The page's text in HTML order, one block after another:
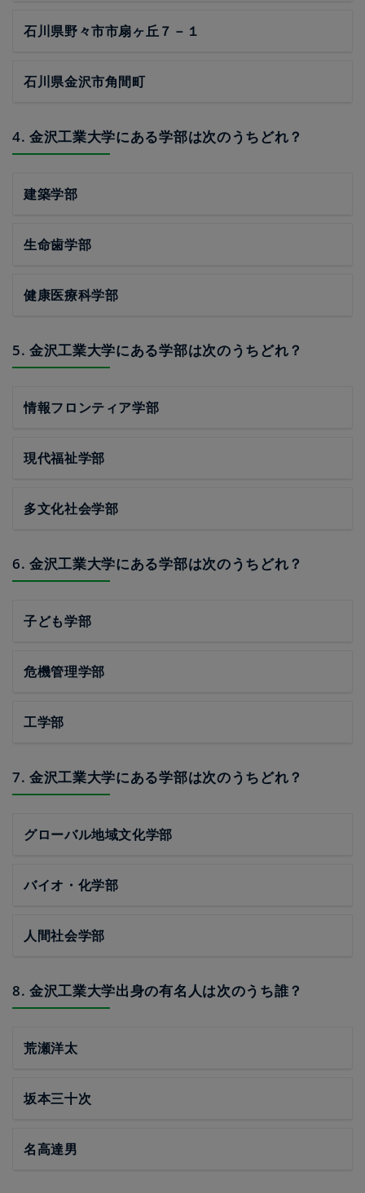
石川県野々市市扇ヶ丘７－１
石川県金沢市角間町
4. 金沢工業大学にある学部は次のうちどれ？
建築学部
生命歯学部
健康医療科学部
5. 金沢工業大学にある学部は次のうちどれ？
情報フロンティア学部
現代福祉学部
多文化社会学部
6. 金沢工業大学にある学部は次のうちどれ？
子ども学部
危機管理学部
工学部
7. 金沢工業大学にある学部は次のうちどれ？
グローバル地域文化学部
バイオ・化学部
人間社会学部
8. 金沢工業大学出身の有名人は次のうち誰？
荒瀬洋太
坂本三十次
名高達男